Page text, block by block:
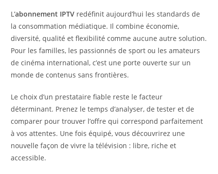
L’abonnement IPTV redéfinit aujourd’hui les standards de
la consommation médiatique. Il combine économie,
diversité, qualité et flexibilité comme aucune autre solution.
Pour les familles, les passionnés de sport ou les amateurs
de cinéma international, c’est une porte ouverte sur un
monde de contenus sans frontières.
Le choix d’un prestataire fiable reste le facteur
déterminant. Prenez le temps d’analyser, de tester et de
comparer pour trouver l’offre qui correspond parfaitement
à vos attentes. Une fois équipé, vous découvrirez une
nouvelle façon de vivre la télévision : libre, riche et
accessible.